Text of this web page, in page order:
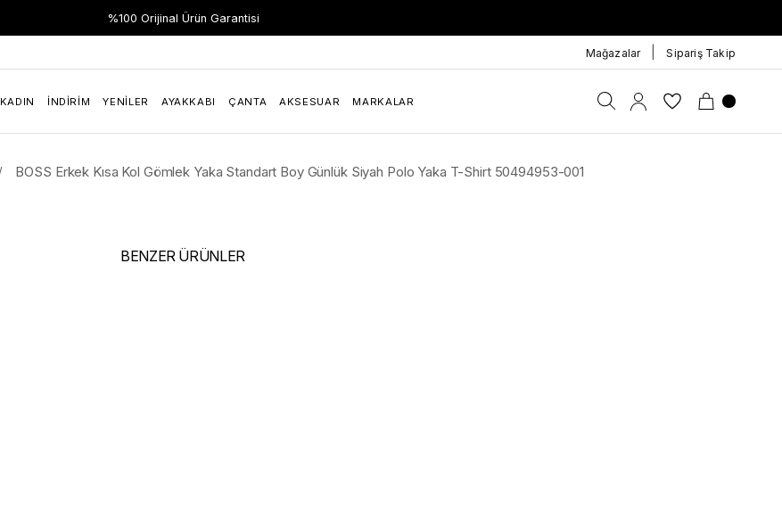
%100 Orijinal Ürün Garantisi
Hızlı Teslimat
Mağazalar Sipariş Takip
KADIN İNDIRIM YENILER AYAKKABI ÇANTA AKSESUAR MARKALAR
BOSS Erkek Kısa Kol Gömlek Yaka Standart Boy Günlük Siyah Polo Yaka T-Shirt 50494953-001
BENZER ÜRÜNLER